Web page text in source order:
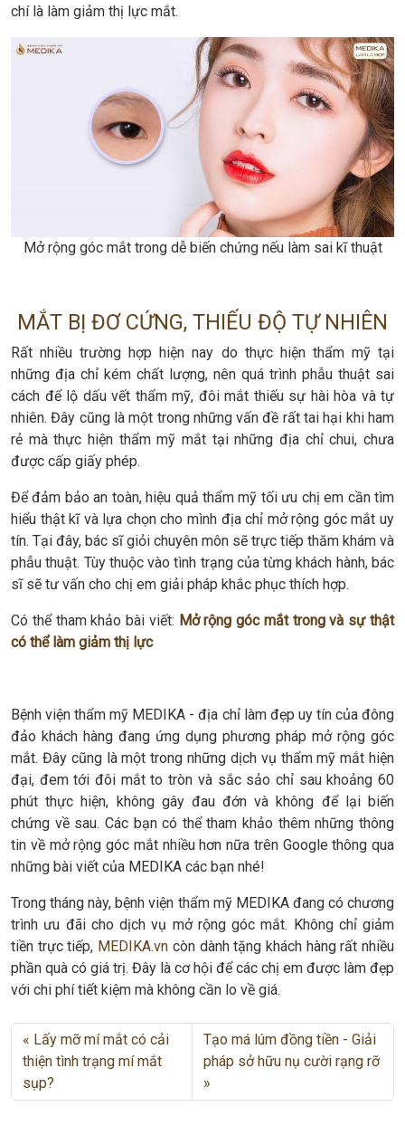
chí là làm giảm thị lực mắt.
Mở rộng góc mắt trong dễ biến chứng nếu làm sai kĩ thuật
MẮT BỊ ĐƠ CỨNG, THIẾU ĐỘ TỰ NHIÊN
Rất nhiều trường hợp hiện nay do thực hiện thẩm mỹ tại
những địa chỉ kém chất lượng, nên quá trình phẫu thuật sai
cách để lộ dấu vết thẩm mỹ, đôi mắt thiếu sự hài hòa và tự
nhiên. Đây cũng là một trong những vấn đề rất tai hại khi ham
rẻ mà thực hiện thẩm mỹ mắt tại những địa chỉ chui, chưa
được cấp giấy phép.
Để đảm bảo an toàn, hiệu quả thẩm mỹ tối ưu chị em cần tìm
hiểu thật kĩ và lựa chọn cho mình địa chỉ mở rộng góc mắt uy
tín. Tại đây, bác sĩ giỏi chuyên môn sẽ trực tiếp thăm khám và
phẫu thuật. Tùy thuộc vào tình trạng của từng khách hành, bác
sĩ sẽ tư vấn cho chị em giải pháp khắc phục thích hợp.
Có thể tham khảo bài viết: Mở rộng góc mắt trong và sự thật
có thể làm giảm thị lực
Bệnh viện thẩm mỹ MEDIKA - địa chỉ làm đẹp uy tín của đông
đảo khách hàng đang ứng dụng phương pháp mở rộng góc
mắt. Đây cũng là một trong những dịch vụ thẩm mỹ mắt hiện
đại, đem tới đôi mắt to tròn và sắc sảo chỉ sau khoảng 60
phút thực hiện, không gây đau đớn và không để lại biến
chứng về sau. Các bạn có thể tham khảo thêm những thông
tin về mở rộng góc mắt nhiều hơn nữa trên Google thông qua
những bài viết của MEDIKA các bạn nhé!
Trong tháng này, bệnh viện thẩm mỹ MEDIKA đang có chương
trình ưu đãi cho dịch vụ mở rộng góc mắt. Không chỉ giảm
tiền trực tiếp, MEDIKA.vn còn dành tặng khách hàng rất nhiều
phần quà có giá trị. Đây là cơ hội để các chị em được làm đẹp
với chi phí tiết kiệm mà không cần lo về giá.
Lấy mỡ mí mắt có cải
thiện tình trạng mí mắt
sụp?
Tạo má lúm đồng tiền - Giải
pháp sở hữu nụ cười rạng rỡ